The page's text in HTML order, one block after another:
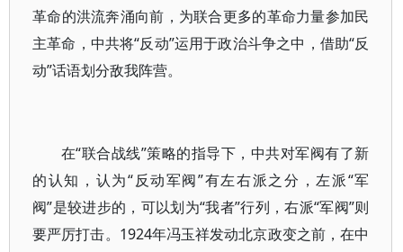
革命的洪流奔涌向前，为联合更多的革命力量参加民
主革命，中共将“反动”运用于政治斗争之中，借助“反
动”话语划分敌我阵营。
在“联合战线”策略的指导下，中共对军阀有了新
的认知，认为“反动军阀”有左右派之分，左派“军
阀”是较进步的，可以划为“我者”行列，右派“军阀”则
要严厉打击。1924年冯玉祥发动北京政变之前，在中